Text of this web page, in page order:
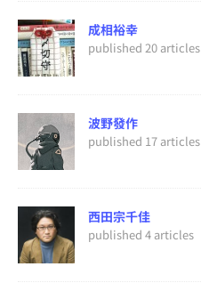
成相裕幸
published 20 articles
波野發作
published 17 articles
西田宗千佳
published 4 articles